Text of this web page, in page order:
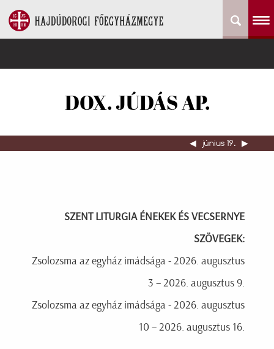
DOX. JÚDÁS AP.
◀︎ június 19. ▶︎
SZENT LITURGIA ÉNEKEK ÉS VECSERNYE
SZÖVEGEK:
Zsolozsma az egyház imádsága - 2026. augusztus
3 – 2026. augusztus 9.
Zsolozsma az egyház imádsága - 2026. augusztus
10 – 2026. augusztus 16.